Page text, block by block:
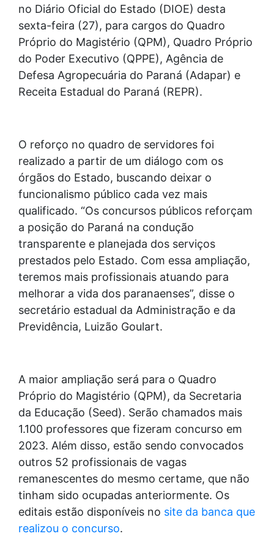
no Diário Oficial do Estado (DIOE) desta
sexta-feira (27), para cargos do Quadro
Próprio do Magistério (QPM), Quadro Próprio
do Poder Executivo (QPPE), Agência de
Defesa Agropecuária do Paraná (Adapar) e
Receita Estadual do Paraná (REPR).
O reforço no quadro de servidores foi
realizado a partir de um diálogo com os
órgãos do Estado, buscando deixar o
funcionalismo público cada vez mais
qualificado. “Os concursos públicos reforçam
a posição do Paraná na condução
transparente e planejada dos serviços
prestados pelo Estado. Com essa ampliação,
teremos mais profissionais atuando para
melhorar a vida dos paranaenses”, disse o
secretário estadual da Administração e da
Previdência, Luizão Goulart.
A maior ampliação será para o Quadro
Próprio do Magistério (QPM), da Secretaria
da Educação (Seed). Serão chamados mais
1.100 professores que fizeram concurso em
2023. Além disso, estão sendo convocados
outros 52 profissionais de vagas
remanescentes do mesmo certame, que não
tinham sido ocupadas anteriormente. Os
editais estão disponíveis no site da banca que
realizou o concurso.